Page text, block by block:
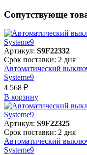
Сопутствующе
Артикул: S9F22332
Срок поставки: 2 дня
Автоматический
Systeme9
4 568 ₽
В корзинy
Артикул: S9F22325
Срок поставки: 2 дня
Автоматический
Systeme9